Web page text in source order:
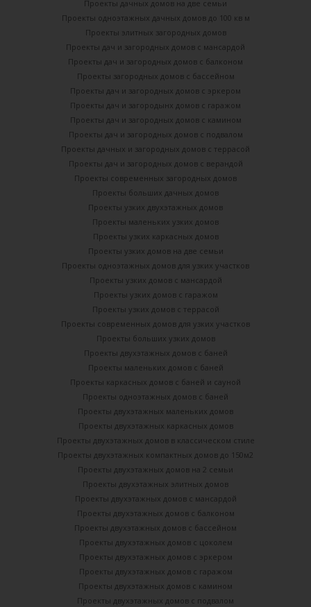
Проекты дачных домов на две семьи
Проекты одноэтажных дачных домов до 100 кв м
Проекты элитных загородных домов
Проекты дач и загородных домов с мансардой
Проекты дач и загородных домов с балконом
Проекты загородных домов с бассейном
Проекты дач и загородных домов с эркером
Проекты дач и загородынх домов с гаражом
Проекты дач и загородных домов с камином
Проекты дач и загородных домов с подвалом
Проекты дачных и загородных домов с террасой
Проекты дач и загородных домов с верандой
Проекты современных загородных домов
Проекты больших дачных домов
Проекты узких двухэтажных домов
Проекты маленьких узких домов
Проекты узких каркасных домов
Проекты узких домов на две семьи
Проекты одноэтажных домов для узких участков
Проекты узких домов с мансардой
Проекты узких домов с гаражом
Проекты узких домов с террасой
Проекты современных домов для узких участков
Проекты больших узких домов
Проекты двухэтажных домов с баней
Проекты маленьких домов с баней
Проекты каркасных домов c баней и сауной
Проекты одноэтажных домов с баней
Проекты двухэтажных маленьких домов
Проекты двухэтажных каркасных домов
Проекты двухэтажных домов в классическом стиле
Проекты двухэтажных компактных домов до 150м2
Проекты двухэтажных домов на 2 семьи
Проекты двухэтажных элитных домов
Проекты двухэтажных домов с мансардой
Проекты двухэтажных домов с балконом
Проекты двухэтажных домов с бассейном
Проекты двухэтажных домов с цоколем
Проекты двухэтажных домов с эркером
Проекты двухэтажных домов с гаражом
Проекты двухэтажных домов с камином
Проекты двухэтажных домов с подвалом